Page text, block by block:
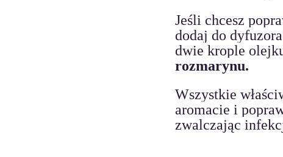
Jeśli chcesz
dodaj do
dwie krople
rozmarynu.
Wszystkie
aromacie i
zwalczając